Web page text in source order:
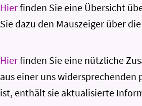
Hierfinden Sie eine Übersicht
Sie dazu den Mauszeiger über
Hierfinden Sie eine nützliche
aus einer uns
ist, enthält sie aktualisierte